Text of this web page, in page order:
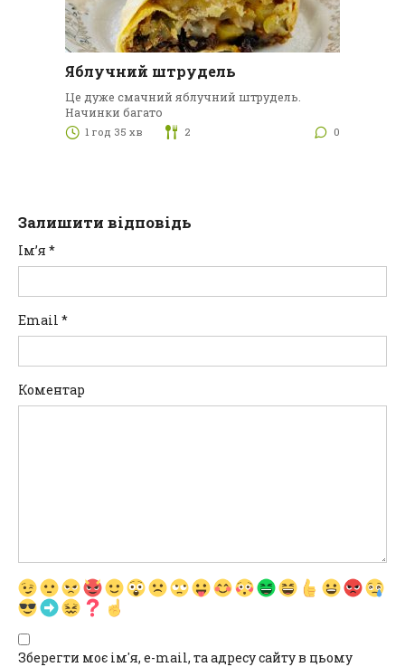
Яблучний штрудель
Це дуже смачний яблучний штрудель.
Начинки багато
1 год 35 хв 2 0
Залишити відповідь
Ім’я *
Email *
Коментар
Зберегти моє ім'я, e-mail, та адресу сайту в цьому